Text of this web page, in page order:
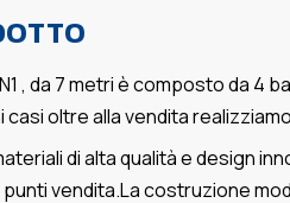
, da 7 metri è composto da
casi oltre alla vendita
di alta qualità e design
vendita.La costruzione